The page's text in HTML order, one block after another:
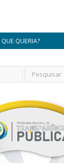
QUERIA?